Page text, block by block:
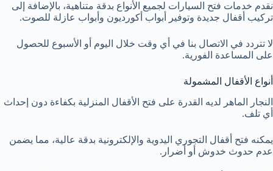
نقدم خدمات فتح السيارات لجميع الأنواع بدقة متناهية، بالإضافة إلى
تركيب أقفال جديدة وتوفير أبواب أكورديون وأبواب عازلة للصوت.
لا تتردد في الاتصال بنا في أي وقت خلال اليوم أو الأسبوع للحصول
على المساعدة الفورية.
أنواع الأقفال المشمولة
النجار الماهر لديه القدرة على فتح الأقفال المنزلية بكفاءة دون إحداث
أي تلف.
يمكنه فتح أقفال التجوري اليدوية والإلكترونية بدقة عالية، مما يضمن
عدم حدوث خدوش أو أضرار.